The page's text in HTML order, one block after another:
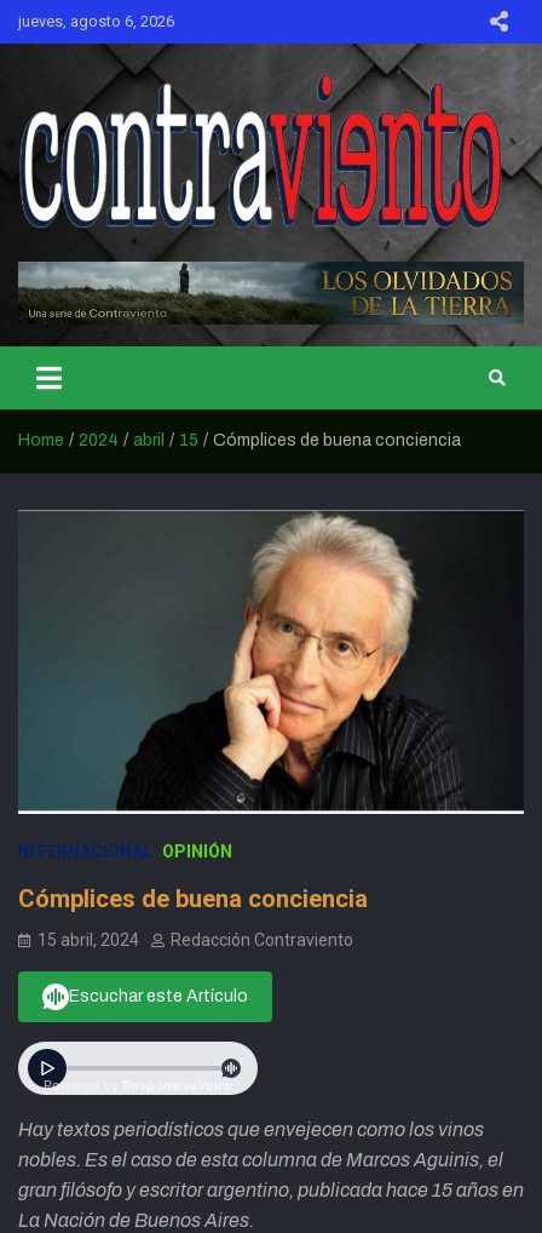
Skip
jueves, agosto 6, 2026
CONTRAVIENTO
Home 2024 abril 15 Cómplices de buena conciencia
INTERNACIONAL OPINIÓN
Cómplices de buena conciencia
15 abril, 2024 Redacción Contraviento
Escuchar este Artículo
Hay textos periodísticos que envejecen como los vinos
nobles. Es el caso de esta columna de Marcos Aguinis, el
gran filósofo y escritor argentino, publicada hace 15 años en
La Nación de Buenos Aires.